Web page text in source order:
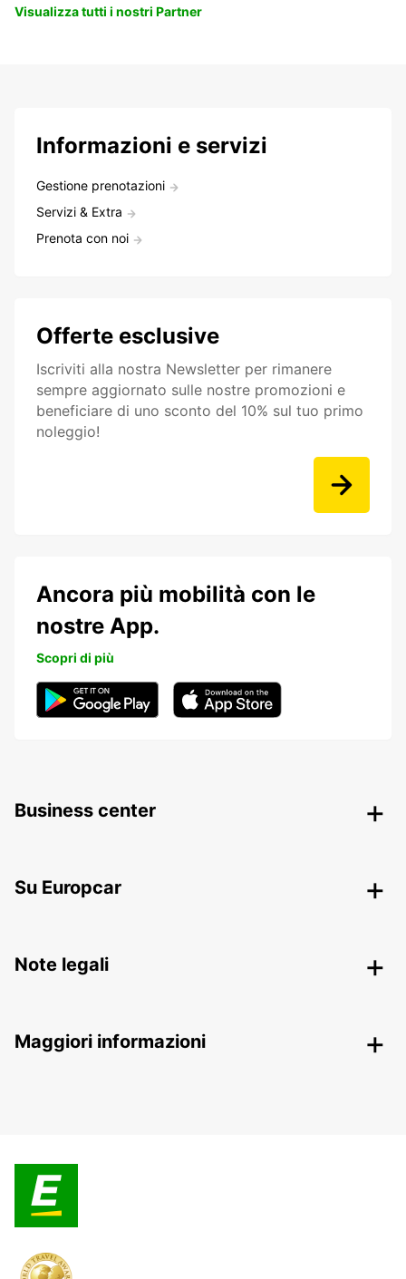
Visualizza tutti i nostri Partner
Informazioni e servizi
Gestione prenotazioni
Servizi & Extra
Prenota con noi
Offerte esclusive
Iscriviti alla nostra Newsletter per rimanere
sempre aggiornato sulle nostre promozioni e
beneficiare di uno sconto del 10% sul tuo primo
noleggio!
Ancora più mobilità con le
nostre App.
Scopri di più
Business center
Su Europcar
Note legali
Maggiori informazioni